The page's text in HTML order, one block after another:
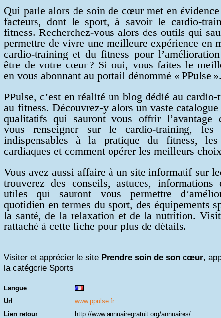
Qui parle alors de soin de cœur met en
facteurs, dont le sport, à savoir le cardio-
fitness. Recherchez-vous alors des outils qui
permettre de vivre une meilleure expérience en
cardio-training et du fitness pour
être de votre cœur ? Si oui, vous faites le
en vous abonnant au portail dénommé « PPulse ».
PPulse, c’est en réalité un blog dédié au
au fitness. Découvrez-y alors un vaste catalogue
qualitatifs qui sauront vous offrir l’avantage
vous renseigner sur le cardio-training, les
indispensables à la pratique du fitness, les
cardiaques et comment opérer les meilleurs
Vous avez aussi affaire à un site informatif sur
trouverez des conseils, astuces, informations
utiles qui sauront vous permettre
quotidien en termes du sport, des équipements
la santé, de la relaxation et de la nutrition.
rattaché à cette fiche pour plus de détails.
Visiter et apprécier le site Prendre soin de son cœur,
la catégorie Sports
Langue
Url
www.ppulse.fr
Lien retour
http://www.annuairegratuit.org/annuaires/